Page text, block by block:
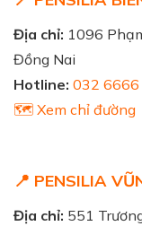
Địa chỉ: 1096
Đồng Nai
Hotline: 032 6666
🗺️ Xem chỉ đường
📍 PENSILIA
Địa chỉ: 551